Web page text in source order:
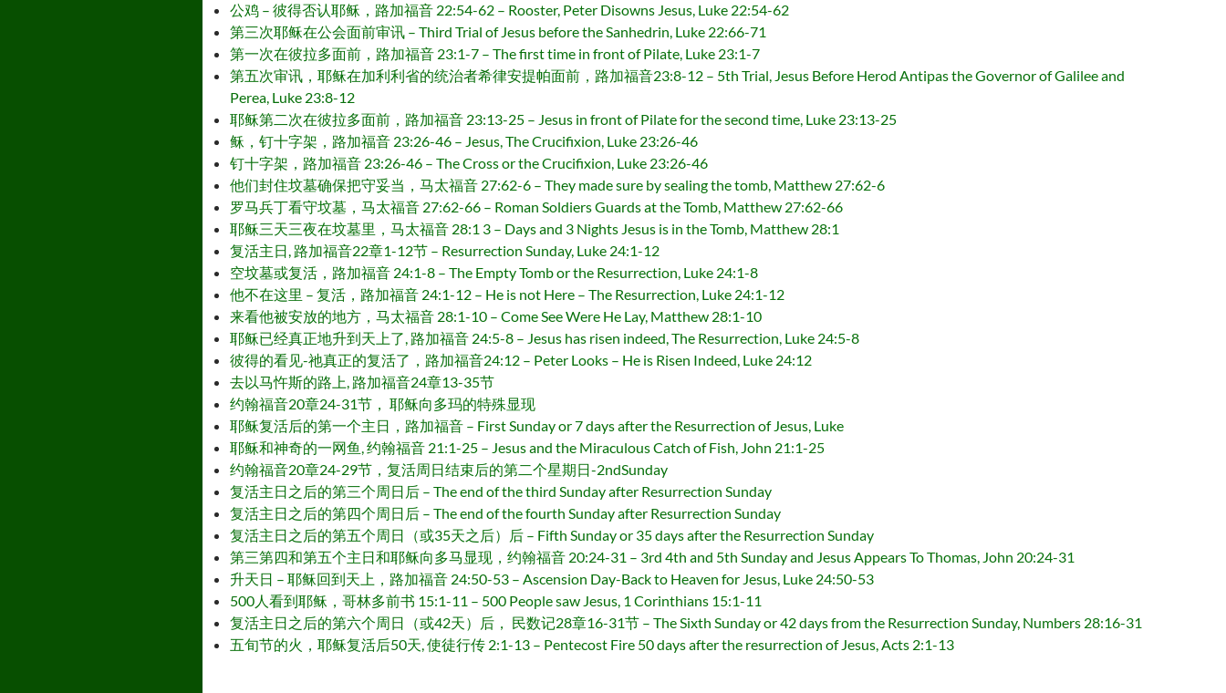
公鸡 – 彼得否认耶稣，路加福音 22:54-62 – Rooster, Peter Disowns Jesus, Luke 22:54-62
第三次耶稣在公会面前审讯 – Third Trial of Jesus before the Sanhedrin, Luke 22:66-71
第一次在彼拉多面前，路加福音 23:1-7 – The first time in front of Pilate, Luke 23:1-7
第五次审讯，耶稣在加利利省的统治者希律安提帕面前，路加福音23:8-12 – 5th Trial, Jesus Before Herod Antipas the Governor of Galilee and
Perea, Luke 23:8-12
耶稣第二次在彼拉多面前，路加福音 23:13-25 – Jesus in front of Pilate for the second time, Luke 23:13-25
稣，钉十字架，路加福音 23:26-46 – Jesus, The Crucifixion, Luke 23:26-46
钉十字架，路加福音 23:26-46 – The Cross or the Crucifixion, Luke 23:26-46
他们封住坟墓确保把守妥当，马太福音 27:62-6 – They made sure by sealing the tomb, Matthew 27:62-6
罗马兵丁看守坟墓，马太福音 27:62-66 – Roman Soldiers Guards at the Tomb, Matthew 27:62-66
耶稣三天三夜在坟墓里，马太福音 28:1 3 – Days and 3 Nights Jesus is in the Tomb, Matthew 28:1
复活主日, 路加福音22章1-12节 – Resurrection Sunday, Luke 24:1-12
空坟墓或复活，路加福音 24:1-8 – The Empty Tomb or the Resurrection, Luke 24:1-8
他不在这里 – 复活，路加福音 24:1-12 – He is not Here – The Resurrection, Luke 24:1-12
来看他被安放的地方，马太福音 28:1-10 – Come See Were He Lay, Matthew 28:1-10
耶稣已经真正地升到天上了, 路加福音 24:5-8 – Jesus has risen indeed, The Resurrection, Luke 24:5-8
彼得的看见-祂真正的复活了，路加福音24:12 – Peter Looks – He is Risen Indeed, Luke 24:12
去以马忤斯的路上, 路加福音24章13-35节
约翰福音20章24-31节， 耶稣向多玛的特殊显现
耶稣复活后的第一个主日，路加福音 – First Sunday or 7 days after the Resurrection of Jesus, Luke
耶稣和神奇的一网鱼, 约翰福音 21:1-25 – Jesus and the Miraculous Catch of Fish, John 21:1-25
约翰福音20章24-29节，复活周日结束后的第二个星期日-2ndSunday
复活主日之后的第三个周日后 – The end of the third Sunday after Resurrection Sunday
复活主日之后的第四个周日后 – The end of the fourth Sunday after Resurrection Sunday
复活主日之后的第五个周日（或35天之后）后 – Fifth Sunday or 35 days after the Resurrection Sunday
第三第四和第五个主日和耶稣向多马显现，约翰福音 20:24-31 – 3rd 4th and 5th Sunday and Jesus Appears To Thomas, John 20:24-31
升天日 – 耶稣回到天上，路加福音 24:50-53 – Ascension Day-Back to Heaven for Jesus, Luke 24:50-53
500人看到耶稣，哥林多前书 15:1-11 – 500 People saw Jesus, 1 Corinthians 15:1-11
复活主日之后的第六个周日（或42天）后， 民数记28章16-31节 – The Sixth Sunday or 42 days from the Resurrection Sunday, Numbers 28:16-31
五旬节的火，耶稣复活后50天, 使徒行传 2:1-13 – Pentecost Fire 50 days after the resurrection of Jesus, Acts 2:1-13